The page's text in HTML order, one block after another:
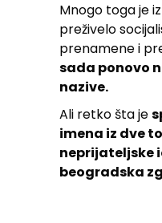
Mnogo toga je
preživelo
prenamene i
sada ponovo
nazive.
Ali retko šta je
imena iz dve
neprijateljske
beogradska